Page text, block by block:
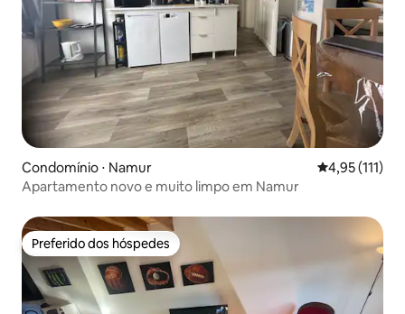
Condomínio ⋅ Namur 4,95 de uma
4,95 (111)
Apartamento novo e muito limpo em Namur
Preferido dos hóspedes
Preferido dos hóspedes